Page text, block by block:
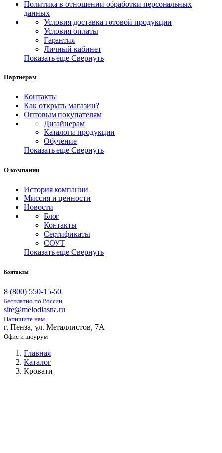
Политика в отношении обработки персональных
данных
Условия доставка готовой продукции
Условия оплаты
Гарантия
Личный кабинет
Показать еще Свернуть
Партнерам
Контакты
Как открыть магазин?
Оптовым покупателям
Дизайнерам
Каталоги продукции
Обучение
Показать еще Свернуть
О компании
История компании
Миссия и ценности
Новости
Блог
Контакты
Сертификаты
СОУТ
Показать еще Свернуть
Контакты
8 (800) 550-15-50
Бесплатно по России
site@melodiasna.ru
Напишите нам
г. Пенза, ул. Металлистов, 7А
Офис и шоурум
Главная
Каталог
Кровати